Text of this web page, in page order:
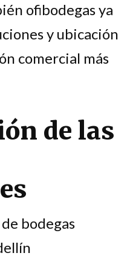
ofibodegas ya
y ubicación
comercial más
de las
bodegas